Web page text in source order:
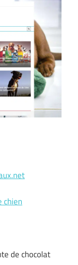
chien
de chocolat